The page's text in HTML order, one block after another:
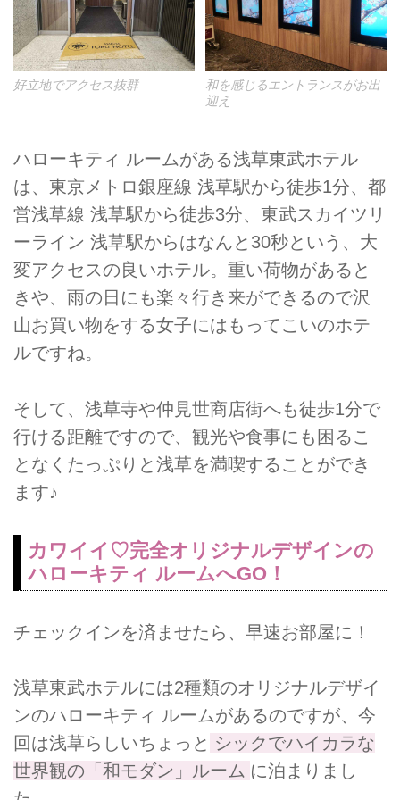
好立地でアクセス抜群
和を感じるエントランスがお出
迎え
ハローキティ ルームがある浅草東武ホテル
は、東京メトロ銀座線 浅草駅から徒歩1分、都
営浅草線 浅草駅から徒歩3分、東武スカイツリ
ーライン 浅草駅からはなんと30秒という、大
変アクセスの良いホテル。重い荷物があると
きや、雨の日にも楽々行き来ができるので沢
山お買い物をする女子にはもってこいのホテ
ルですね。
そして、浅草寺や仲見世商店街へも徒歩1分で
行ける距離ですので、観光や食事にも困るこ
となくたっぷりと浅草を満喫することができ
ます♪
カワイイ♡完全オリジナルデザインの
ハローキティ ルームへGO！
チェックインを済ませたら、早速お部屋に！
浅草東武ホテルには2種類のオリジナルデザイ
ンのハローキティ ルームがあるのですが、今
回は浅草らしいちょっと シックでハイカラな
世界観の「和モダン」ルーム に泊まりまし